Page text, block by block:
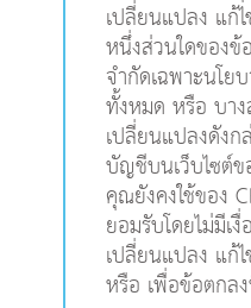
เปลี่ยนแปลง แก้
หนึ่งส่วนใดของข้
จำกัดเฉพาะนโย
ทั้งหมด หรือ บา
เปลี่ยนแปลงดังก
บัญชีบนเว็บไซต์
คุณยังคงใช้ของ
ยอมรับโดยไม่มีเ
เปลี่ยนแปลง แก้
หรือ เพื่อข้อตกล